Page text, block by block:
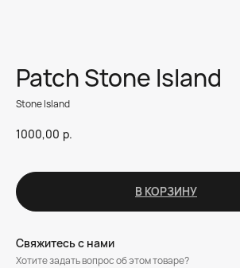
Patch Stone Island
Stone Island
1000,00 р.
В КОРЗИНУ
Свяжитесь с нами
Хотите задать вопрос об этом товаре?